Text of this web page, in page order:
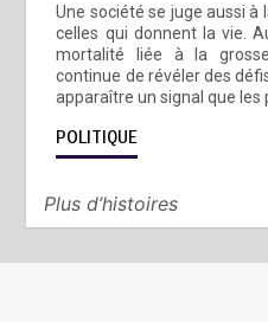
Une société se juge aussi
celles qui donnent la vie.
mortalité liée à la
continue de révéler des
apparaître un signal que les
POLITIQUE
Plus d’histoires